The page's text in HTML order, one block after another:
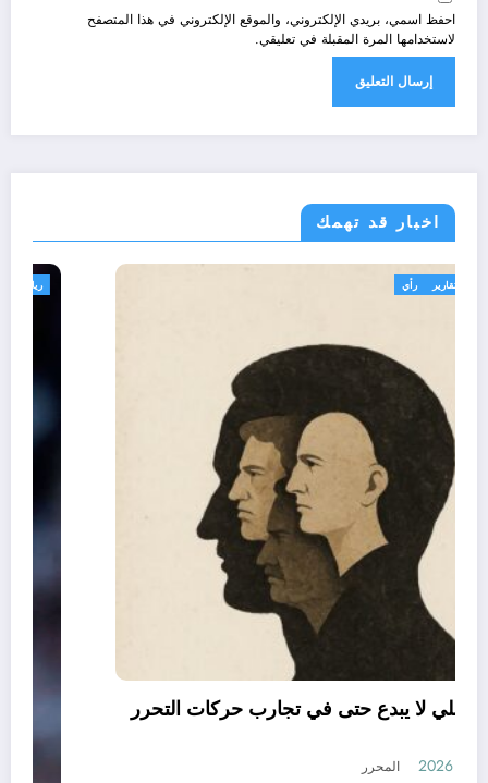
احفظ اسمي، بريدي الإلكتروني، والموقع الإلكتروني في هذا المتصفح
لاستخدامها المرة المقبلة في تعليقي.
اخبار قد تهمك
تعاليق حرة
العقل النقلي لا يبدع حتى في تجارب حركات التحرر
أغسطس 6, 2026